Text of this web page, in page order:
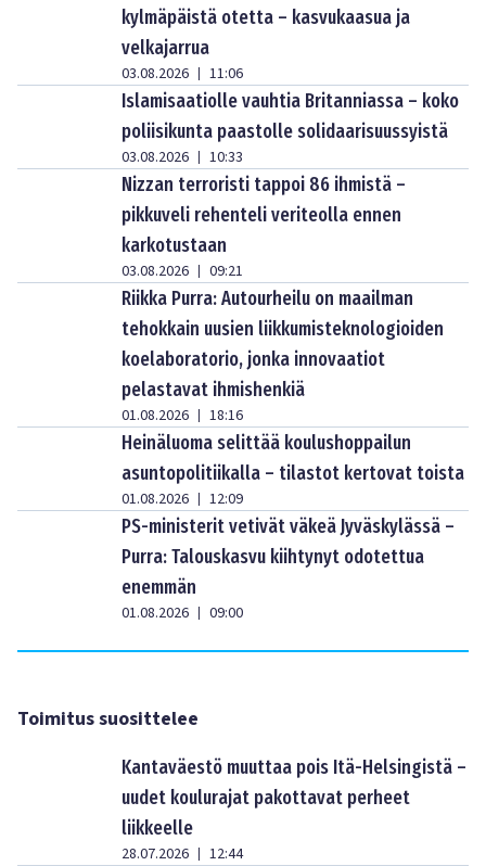
kylmäpäistä otetta – kasvukaasua ja
velkajarrua
03.08.2026 | 11:06
Islamisaatiolle vauhtia Britanniassa – koko
poliisikunta paastolle solidaarisuussyistä
03.08.2026 | 10:33
Nizzan terroristi tappoi 86 ihmistä –
pikkuveli rehenteli veriteolla ennen
karkotustaan
03.08.2026 | 09:21
Riikka Purra: Autourheilu on maailman
tehokkain uusien liikkumisteknologioiden
koelaboratorio, jonka innovaatiot
pelastavat ihmishenkiä
01.08.2026 | 18:16
Heinäluoma selittää koulushoppailun
asuntopolitiikalla – tilastot kertovat toista
01.08.2026 | 12:09
PS-ministerit vetivät väkeä Jyväskylässä –
Purra: Talouskasvu kiihtynyt odotettua
enemmän
01.08.2026 | 09:00
Toimitus suosittelee
Kantaväestö muuttaa pois Itä-Helsingistä –
uudet koulurajat pakottavat perheet
liikkeelle
28.07.2026 | 12:44